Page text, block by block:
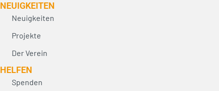
NEUIG­KEITEN
Neuigkeiten
Projekte
Der Verein
HELFEN
Spenden